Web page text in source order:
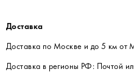
Доставка
Доставка по Москве и до 5 км
Доставка в регионы РФ: Почтой